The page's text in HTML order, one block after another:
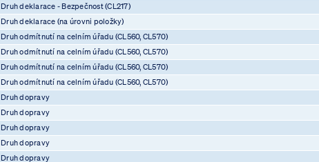
Druh deklarace - Bezpečnost (CL217)
Druh deklarace (na úrovni položky)
Druh odmítnutí na celním úřadu (CL560, CL570)
Druh odmítnutí na celním úřadu (CL560, CL570)
Druh odmítnutí na celním úřadu (CL560, CL570)
Druh odmítnutí na celním úřadu (CL560, CL570)
Druh dopravy
Druh dopravy
Druh dopravy
Druh dopravy
Druh dopravy